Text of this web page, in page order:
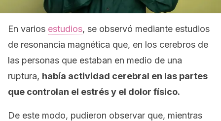
En varios estudios, se observó mediante estudios
de resonancia magnética que, en los cerebros de
las personas que estaban en medio de una
ruptura, había actividad cerebral en las partes
que controlan el estrés y el dolor físico.
De este modo, pudieron observar que, mientras